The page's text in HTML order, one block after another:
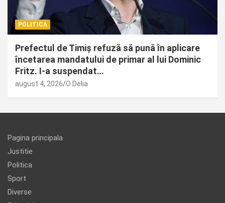
POLITICA
Prefectul de Timiș refuză să pună în aplicare
încetarea mandatului de primar al lui Dominic
Fritz. I-a suspendat…
august 4, 2026 O Delia
Pagina principala
Justitie
Politica
Sport
Diverse